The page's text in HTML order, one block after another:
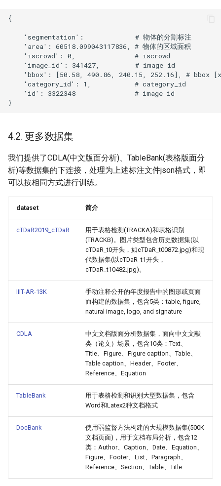
4.2. 更多数据集
我们提供了CDLA(中文版面分析)、TableBank(表格版面分
析)等数据集的下连接，处理为上述标注文件json格式，即
可以按相同方式进行训练。
dataset 简介
cTDaR2019_cTDaR
用于表格检测(TRACKA)和表格识别
(TRACKB)。图片类型包含历史数据集(以
cTDaR_t0开头，如cTDaR_t00872.jpg)和现
代数据集(以cTDaR_t1开头，
cTDaR_t10482.jpg)。
IIIT-AR-13K
手动注释公开的年度报告中的图形或页面
而构建的数据集，包含5类：table, figure,
natural image, logo, and signature
CDLA
中文文档版面分析数据集，面向中文文献
类（论文）场景，包含10类：Text、
Title、Figure、Figure caption、Table、
Table caption、Header、Footer、
Reference、Equation
TableBank
用于表格检测和识别大型数据集，包含
Word和Latex2种文档格式
DocBank
使用弱监督方法构建的大规模数据集(500K
文档页面)，用于文档布局分析，包含12
类：Author、Caption、Date、Equation、
Figure、Footer、List、Paragraph、
Reference、Section、Table、Title